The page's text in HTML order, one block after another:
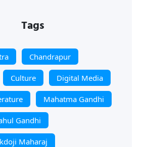
Tags
Chandrapur
Culture Digital Media
Mahatma Gandhi
Gandhi
Maharaj